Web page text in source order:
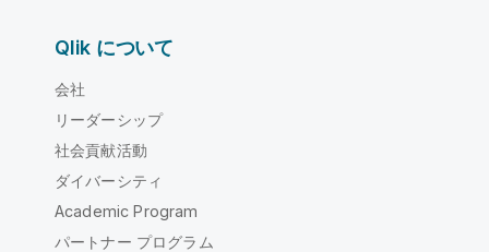
Qlik について
会社
リーダーシップ
社会貢献活動
ダイバーシティ
Academic Program
パートナー プログラム